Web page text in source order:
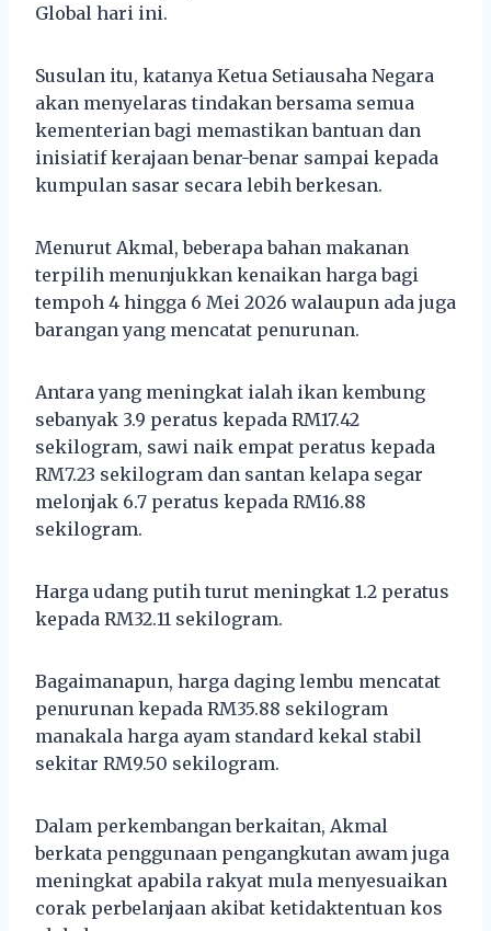
Global hari ini.
Susulan itu, katanya Ketua Setiausaha Negara
akan menyelaras tindakan bersama semua
kementerian bagi memastikan bantuan dan
inisiatif kerajaan benar-benar sampai kepada
kumpulan sasar secara lebih berkesan.
Menurut Akmal, beberapa bahan makanan
terpilih menunjukkan kenaikan harga bagi
tempoh 4 hingga 6 Mei 2026 walaupun ada juga
barangan yang mencatat penurunan.
Antara yang meningkat ialah ikan kembung
sebanyak 3.9 peratus kepada RM17.42
sekilogram, sawi naik empat peratus kepada
RM7.23 sekilogram dan santan kelapa segar
melonjak 6.7 peratus kepada RM16.88
sekilogram.
Harga udang putih turut meningkat 1.2 peratus
kepada RM32.11 sekilogram.
Bagaimanapun, harga daging lembu mencatat
penurunan kepada RM35.88 sekilogram
manakala harga ayam standard kekal stabil
sekitar RM9.50 sekilogram.
Dalam perkembangan berkaitan, Akmal
berkata penggunaan pengangkutan awam juga
meningkat apabila rakyat mula menyesuaikan
corak perbelanjaan akibat ketidaktentuan kos